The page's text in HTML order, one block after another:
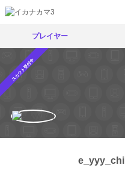
プレイヤー
スカウト受付中
e_yyy_chi